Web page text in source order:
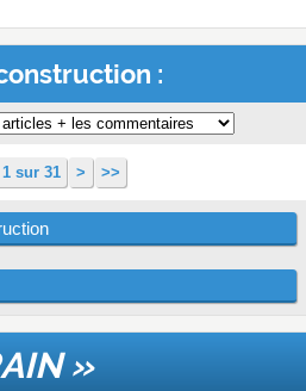
:
1 sur 31 > >>
»